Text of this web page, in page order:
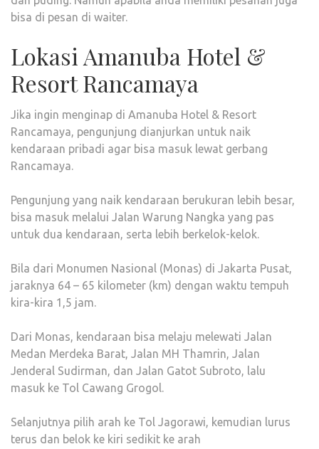
bisa di pesan di waiter.
Lokasi Amanuba Hotel &
Resort Rancamaya
Jika ingin menginap di Amanuba Hotel & Resort
Rancamaya, pengunjung dianjurkan untuk naik
kendaraan pribadi agar bisa masuk lewat gerbang
Rancamaya.
Pengunjung yang naik kendaraan berukuran lebih besar,
bisa masuk melalui Jalan Warung Nangka yang pas
untuk dua kendaraan, serta lebih berkelok-kelok.
Bila dari Monumen Nasional (Monas) di Jakarta Pusat,
jaraknya 64 – 65 kilometer (km) dengan waktu tempuh
kira-kira 1,5 jam.
Dari Monas, kendaraan bisa melaju melewati Jalan
Medan Merdeka Barat, Jalan MH Thamrin, Jalan
Jenderal Sudirman, dan Jalan Gatot Subroto, lalu
masuk ke Tol Cawang Grogol.
Selanjutnya pilih arah ke Tol Jagorawi, kemudian lurus
terus dan belok ke kiri sedikit ke arah